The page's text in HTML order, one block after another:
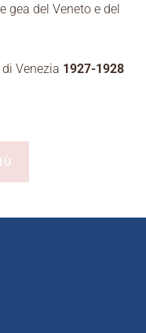
gea del Veneto e del
Venezia 1927-1928